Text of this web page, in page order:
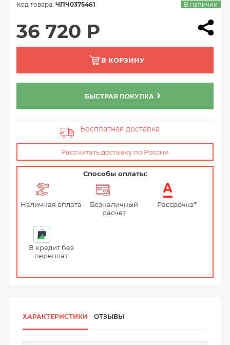
Код товара: ЧПЧ0375461 В наличии
36 720 Р
В КОРЗИНУ
БЫСТРАЯ ПОКУПКА
Бесплатная доставка
Рассчитать доставку по России
Способы оплаты:
Наличная оплата
Безналичный
расчет
Рассрочка*
В кредит без
переплат
ХАРАКТЕРИСТИКИ ОТЗЫВЫ